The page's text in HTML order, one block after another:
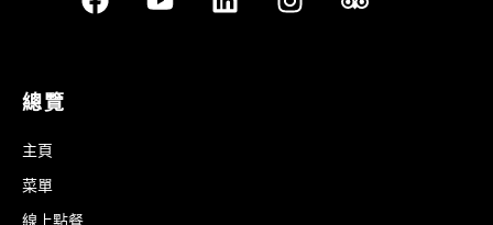
總覽
主頁
菜單
線上點餐